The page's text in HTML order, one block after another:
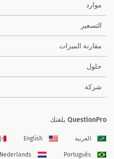
موارد
التسعير
مقارنة الميزات
حلول
شركة
QuestionPro بلغتك
العربية English
Português
Nederlands